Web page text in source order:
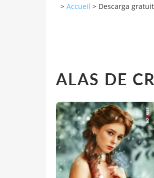
> Accueil > Descarga
ALAS DE